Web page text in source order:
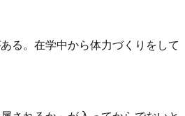
る。在学中から体力づくりをして